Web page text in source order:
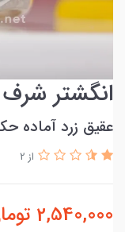
انگشتر شرف
عقیق زرد آماده
از 2
2,540,000